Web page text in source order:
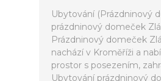
Ubytování (Prázdninový
prázdninový domeček
Prázdninový domeček
nachází v Kroměříži a
prostor s posezením,
Ubytování prázdninový